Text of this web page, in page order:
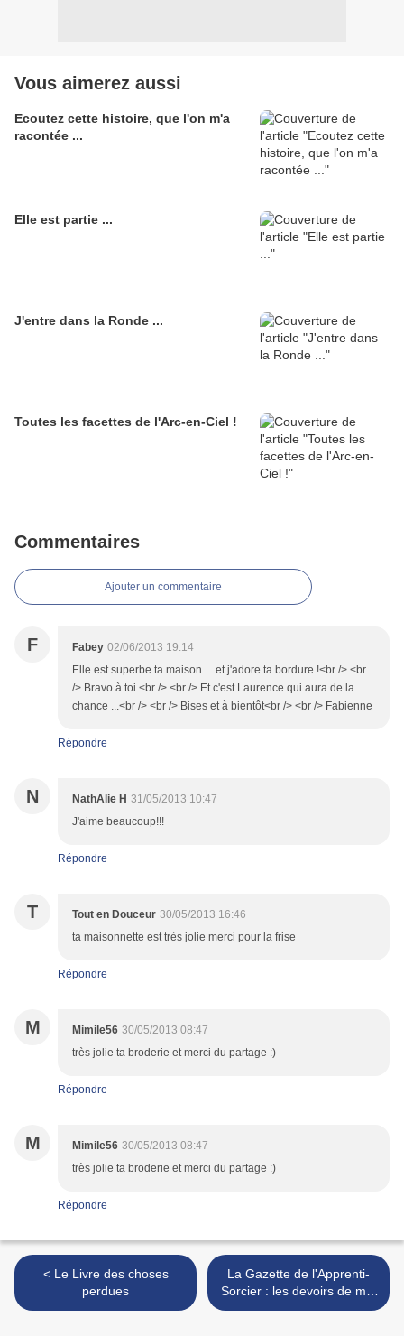
Vous aimerez aussi
Ecoutez cette histoire, que l'on m'a
racontée ...
Elle est partie ...
J'entre dans la Ronde ...
Toutes les facettes de l'Arc-en-Ciel !
Commentaires
Ajouter un commentaire
F Fabey 02/06/2013 19:14
Elle est superbe ta maison ... et j'adore ta bordure !<br /> <br
/> Bravo à toi.<br /> <br /> Et c'est Laurence qui aura de la
chance ...<br /> <br /> Bises et à bientôt<br /> <br /> Fabienne
Répondre
N NathAlie H 31/05/2013 10:47
J'aime beaucoup!!!
Répondre
T Tout en Douceur 30/05/2013 16:46
ta maisonnette est très jolie merci pour la frise
Répondre
M Mimile56 30/05/2013 08:47
très jolie ta broderie et merci du partage :)
Répondre
M Mimile56 30/05/2013 08:47
très jolie ta broderie et merci du partage :)
Répondre
< Le Livre des choses
perdues
La Gazette de l'Apprenti-
Sorcier : les devoirs de mai
! >